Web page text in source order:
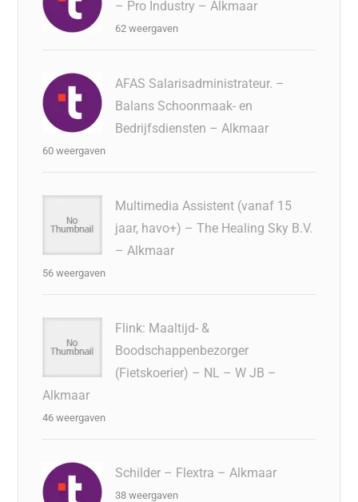
– Pro Industry – Alkmaar
62 weergaven
AFAS Salarisadministrateur. –
Balans Schoonmaak- en
Bedrijfsdiensten – Alkmaar
60 weergaven
Multimedia Assistent (vanaf 15
jaar, havo+) – The Healing Sky B.V.
– Alkmaar
56 weergaven
Flink: Maaltijd- &
Boodschappenbezorger
(Fietskoerier) – NL – W JB –
Alkmaar
46 weergaven
Schilder – Flextra – Alkmaar
38 weergaven